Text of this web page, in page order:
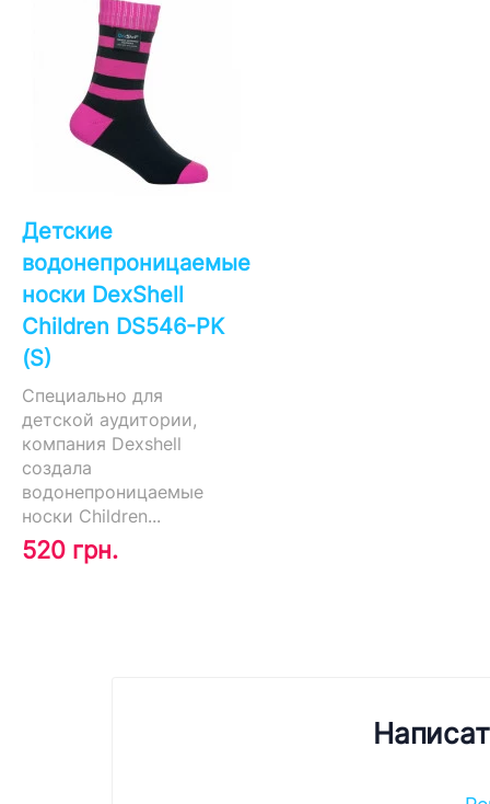
Детские
водонепроницаемые
носки DexShell
Children DS546-PK
(S)
Специально для
детской аудитории,
компания Dexshell
создала
водонепроницаемые
носки Children...
520 грн.